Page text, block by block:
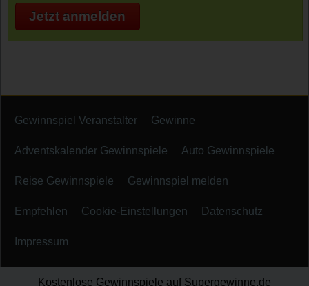
Jetzt anmelden
Gewinnspiel Veranstalter Gewinne
Adventskalender Gewinnspiele Auto Gewinnspiele
Reise Gewinnspiele Gewinnspiel melden
Empfehlen Cookie-Einstellungen Datenschutz
Impressum
Kostenlose Gewinnspiele auf Supergewinne.de